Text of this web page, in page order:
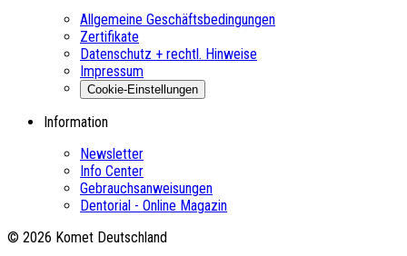
Allgemeine Geschäftsbedingungen
Zertifikate
Datenschutz + rechtl. Hinweise
Impressum
Cookie-Einstellungen
Information
Newsletter
Info Center
Gebrauchsanweisungen
Dentorial - Online Magazin
© 2026 Komet Deutschland